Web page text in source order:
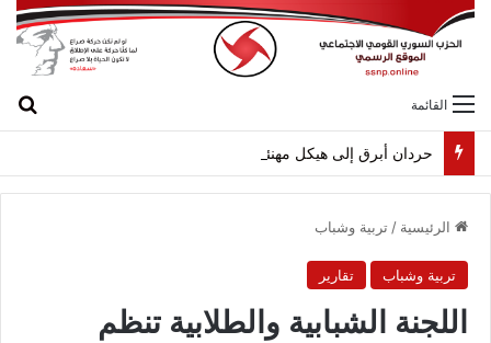
القائمة
حردان أبرق إلى هيكل مهنئاً بمناسبة عيد الجيش
الرئيسية /تربية وشباب
تربية وشباب تقارير
اللجنة الشبابية والطلابية تنظم